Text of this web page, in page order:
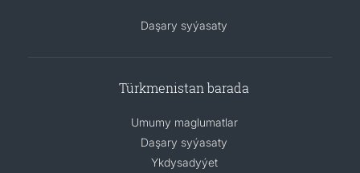
DIPLOMATIÝA
DURNUKLY ULAG ULGAMY
ARAGATNAŞYK
Daşary syýasaty
Türkmenistan barada
Umumy maglumatlar
Daşary syýasaty
Ykdysadyýet